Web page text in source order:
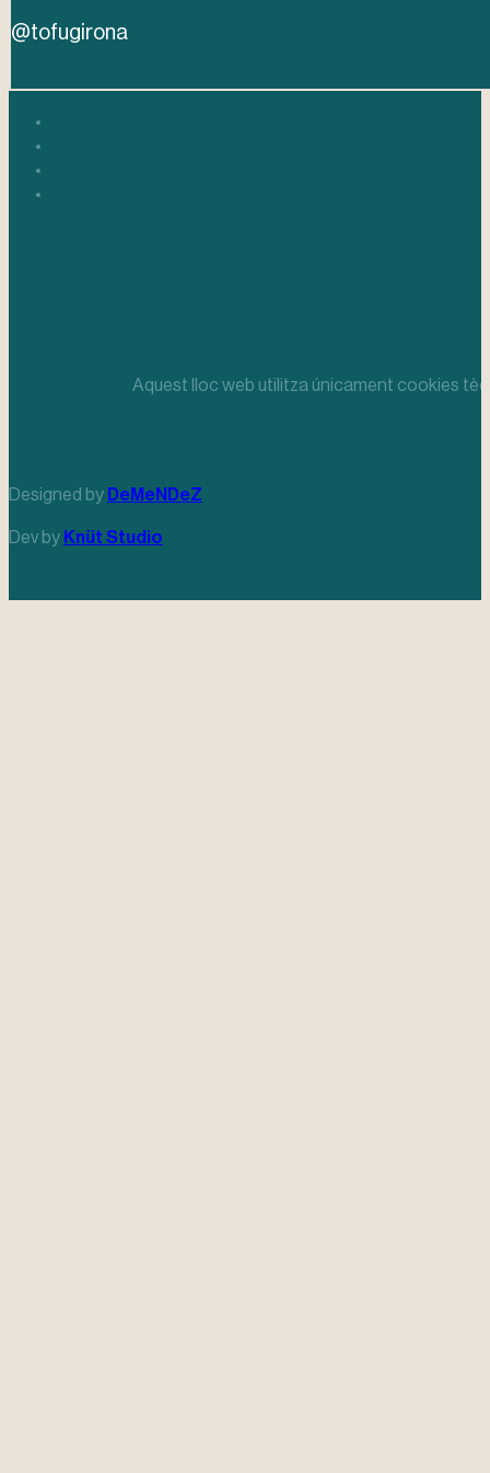
@tofugirona
Aquest lloc web utilitza únicament cookies
Designed by DeMeNDeZ
Dev by Knüt Studio